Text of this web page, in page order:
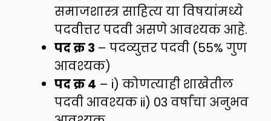
समाजशास्त्र साहित्य या विषयांमध्ये
पदवीत्तर पदवी असणे आवश्यक आहे.
पद क्र 3 – पदव्युत्तर पदवी (55% गुण
आवश्यक)
पद क्र 4 – i) कोणत्याही शाखेतील
पदवी आवश्यक ii) 03 वर्षाचा अनुभव